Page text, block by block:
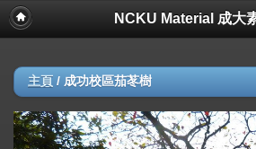
NCKU Material 成大
主頁 / 成功校區茄苳樹